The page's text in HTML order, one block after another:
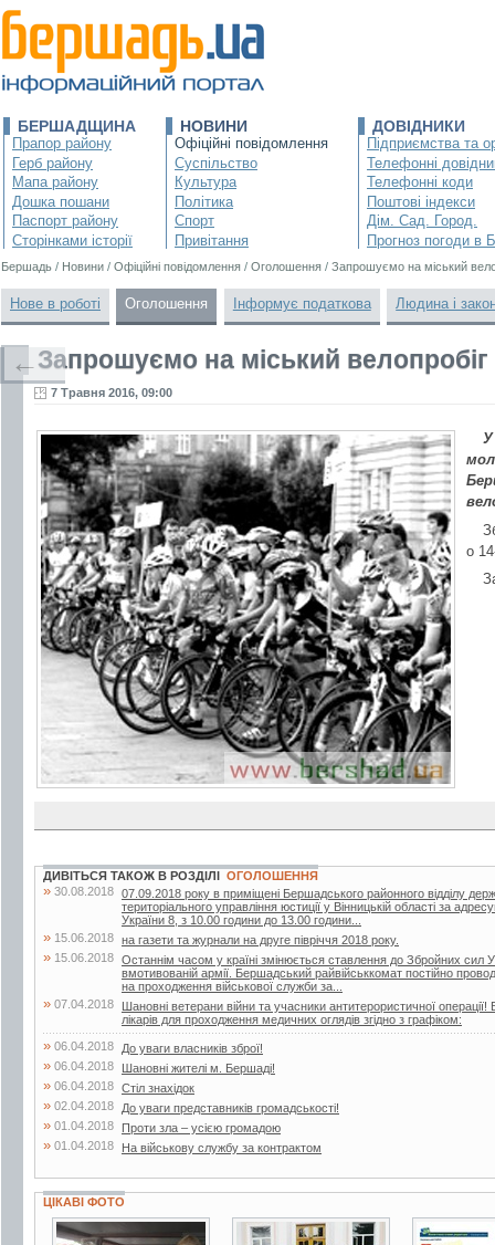
БЕРШАДЩИНА
Прапор району
Герб району
Мапа району
Дошка пошани
Паспорт району
Сторінками історії
НОВИНИ
Офіційні повідомлення
Суспільство
Культура
Політика
Спорт
Привітання
ДОВІДНИКИ
Підприємства та
Телефонні
Телефонні коди
Поштові індекси
Дім. Сад. Город.
Прогноз погоди в
Бершадь / Новини / Офіційні повідомлення / Оголошення / Запрошуємо на міський
Нове в роботі Оголошення Інформує податкова Людина і
Запрошуємо на міський велопробіг
7 Травня 2016, 09:00
У
о
←
ДИВІТЬСЯ ТАКОЖ В РОЗДІЛІ ОГОЛОШЕННЯ
» 30.08.2018 07.09.2018 року в приміщені Бершадського районного відділу
територіального управління юстиції у Вінницькій області за
України 8, з 10.00 години до 13.00 години...
» 15.06.2018 на газети та журнали на друге півріччя 2018 року.
» 15.06.2018 Останнім часом у країні змінюється ставлення до Збройних сил
вмотивованій армії. Бершадський райвійськкомат постійно
на проходження військової служби за...
» 07.04.2018
Шановні ветерани війни та учасники антитерористичної
лікарів для проходження медичних оглядів згідно з графіком:
» 06.04.2018 До уваги власників зброї!
» 06.04.2018 Шановні жителі м. Бершаді!
» 06.04.2018 Стіл знахідок
» 02.04.2018 До уваги представників громадськості!
» 01.04.2018 Проти зла – усією громадою
» 01.04.2018 На військову службу за контрактом
ЦІКАВІ ФОТО
6 фото 6 фото 7 фото